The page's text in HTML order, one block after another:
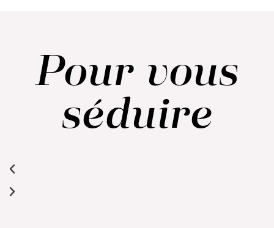
Pour vous
séduire